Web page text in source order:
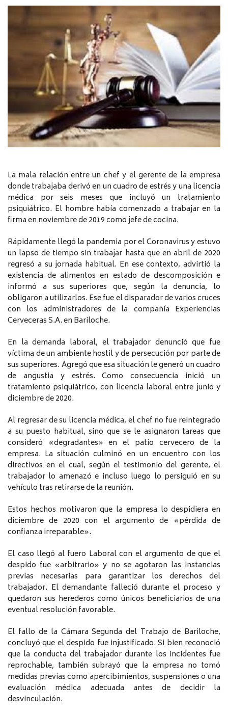
La mala relación entre un chef y el gerente de la empresa
donde trabajaba derivó en un cuadro de estrés y una licencia
médica por seis meses que incluyó un tratamiento
psiquiátrico. El hombre había comenzado a trabajar en la
firma en noviembre de 2019 como jefe de cocina.
Rápidamente llegó la pandemia por el Coronavirus y estuvo
un lapso de tiempo sin trabajar hasta que en abril de 2020
regresó a su jornada habitual. En ese contexto, advirtió la
existencia de alimentos en estado de descomposición e
informó a sus superiores que, según la denuncia, lo
obligaron a utilizarlos. Ese fue el disparador de varios cruces
con los administradores de la compañía Experiencias
Cerveceras S.A. en Bariloche.
En la demanda laboral, el trabajador denunció que fue
víctima de un ambiente hostil y de persecución por parte de
sus superiores. Agregó que esa situación le generó un cuadro
de angustia y estrés. Como consecuencia inició un
tratamiento psiquiátrico, con licencia laboral entre junio y
diciembre de 2020.
Al regresar de su licencia médica, el chef no fue reintegrado
a su puesto habitual, sino que se le asignaron tareas que
consideró «degradantes» en el patio cervecero de la
empresa. La situación culminó en un encuentro con los
directivos en el cual, según el testimonio del gerente, el
trabajador lo amenazó e incluso luego lo persiguió en su
vehículo tras retirarse de la reunión.
Estos hechos motivaron que la empresa lo despidiera en
diciembre de 2020 con el argumento de «pérdida de
confianza irreparable».
El caso llegó al fuero Laboral con el argumento de que el
despido fue «arbitrario» y no se agotaron las instancias
previas necesarias para garantizar los derechos del
trabajador. El demandante falleció durante el proceso y
quedaron sus herederos como únicos beneficiarios de una
eventual resolución favorable.
El fallo de la Cámara Segunda del Trabajo de Bariloche,
concluyó que el despido fue injustificado. Si bien reconoció
que la conducta del trabajador durante los incidentes fue
reprochable, también subrayó que la empresa no tomó
medidas previas como apercibimientos, suspensiones o una
evaluación médica adecuada antes de decidir la
desvinculación.